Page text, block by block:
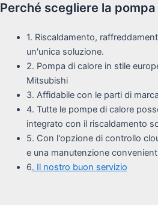
Perché scegliere la
1. Riscaldamento,
un'unica soluzione.
2. Pompa di calore in stile
Mitsubishi
3. Affidabile con le parti di
4. Tutte le pompe di calore
integrato con il riscaldamento
5. Con l'opzione di controllo
e una manutenzione
6. Il nostro buon servizio